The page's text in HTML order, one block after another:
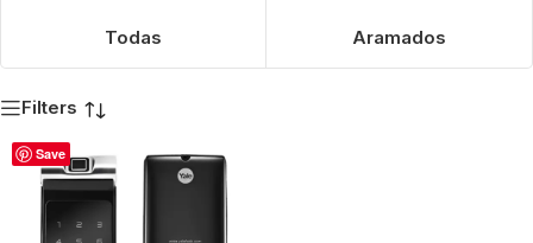
Todas Aramados
Filters
Save